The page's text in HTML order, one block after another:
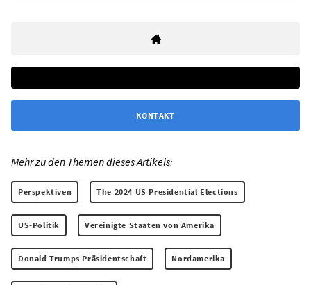
KONTAKT
Mehr zu den Themen dieses Artikels:
Perspektiven The 2024 US Presidential Elections
US-Politik Vereinigte Staaten von Amerika
Donald Trumps Präsidentschaft Nordamerika